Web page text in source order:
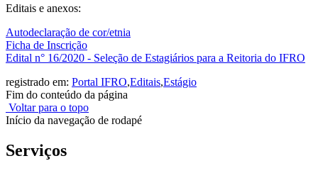
Editais e anexos:
Autodeclaração de cor/etnia
Ficha de Inscrição
Edital n° 16/2020 - Seleção de Estagiários para a Reitoria do IFRO
registrado em: Portal IFRO,Editais,Estágio
Fim do conteúdo da página
Voltar para o topo
Início da navegação de rodapé
Serviços